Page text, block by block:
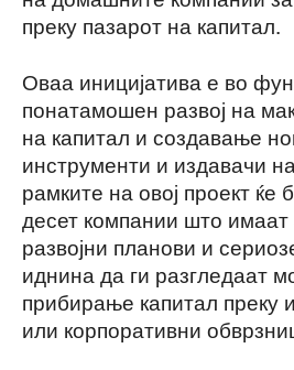
преку пазарот на капитал.
Оваа иницијатива е во
понатамошен развој на
на капитал и создавање
инструменти и издавачи
рамките на овој проект ќе
десет компании што
развојни планови и
иднина да ги разгледаат
прибирање капитал преку
или корпоративни